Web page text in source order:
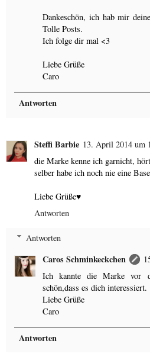
Dankeschön, ich hab mir
Tolle Posts.
Ich folge dir mal <3
Liebe Grüße
Caro
Antworten
Steffi Barbie 13. April 2014 um
die Marke kenne ich garnicht,
selber habe ich noch nie eine
Liebe Grüße♥
Antworten
Antworten
Caros Schminkeckchen
Ich kannte die Marke vor
schön,dass es dich interessiert.
Liebe Grüße
Caro
Antworten